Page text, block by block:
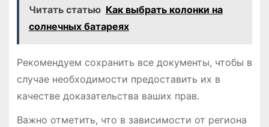
Читать статью Как выбрать колонки на
солнечных батареях
Рекомендуем сохранить все документы, чтобы в
случае необходимости предоставить их в
качестве доказательства ваших прав․
Важно отметить, что в зависимости от региона